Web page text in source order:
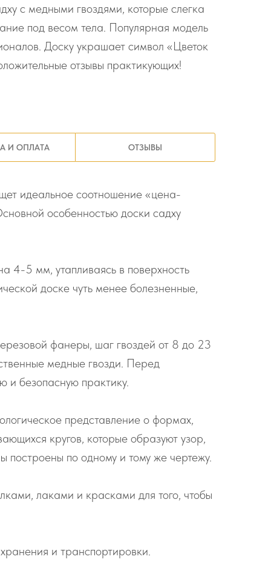
с медными гвоздями, которые слегка
под весом тела. Популярная модель
Доску украшает символ «Цветок
отзывы практикующих!
И ОПЛАТА ОТЗЫВЫ
идеальное соотношение «цена-
особенностью доски садху
4-5 мм, утапливаясь в поверхность
доске чуть менее болезненные,
фанеры, шаг гвоздей от 8 до 23
медные гвозди. Перед
и безопасную практику.
представление о формах,
кругов, которые образуют узор,
построены по одному и тому же чертежу.
лаками и красками для того, чтобы
и транспортировки.